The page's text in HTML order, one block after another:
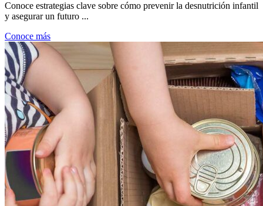
Conoce estrategias clave sobre cómo prevenir la desnutrición infantil
y asegurar un futuro ...
Conoce más